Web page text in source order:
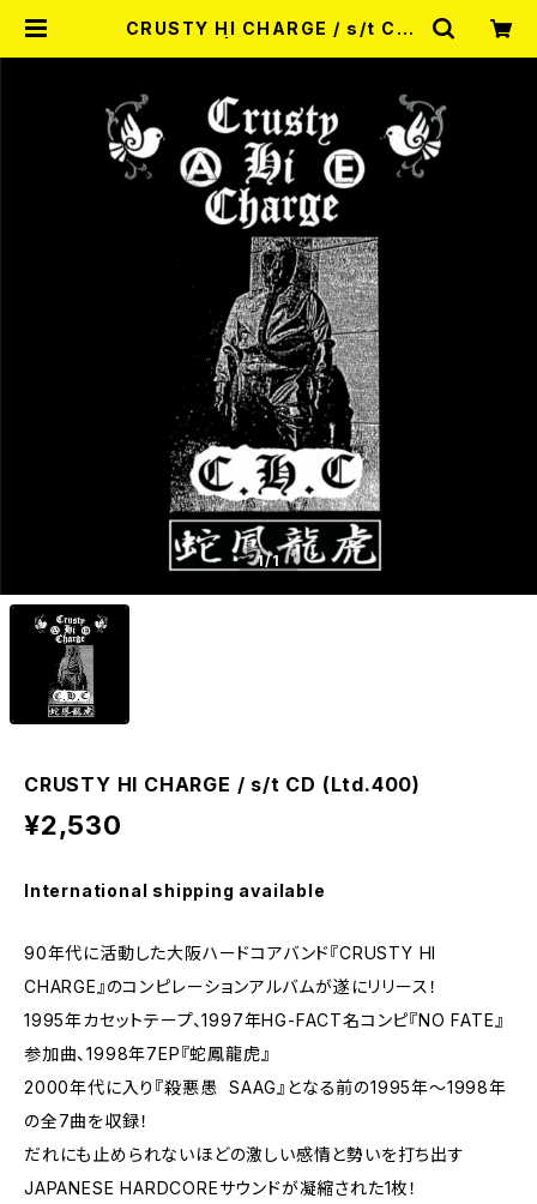
CRUSTY HI CHARGE / s/t CD
1/1
CRUSTY HI CHARGE / s/t CD (Ltd.400)
¥2,530
International shipping available
90年代に活動した大阪ハードコアバンド『CRUSTY HI
CHARGE』のコンピレーションアルバムが遂にリリース！
1995年カセットテープ、1997年HG-FACT名コンピ『NO FATE』
参加曲、1998年7EP『蛇鳳龍虎』
2000年代に入り『殺悪愚 SAAG』となる前の1995年～1998年
の全7曲を収録！
だれにも止められないほどの激しい感情と勢いを打ち出す
JAPANESE HARDCOREサウンドが凝縮された1枚！